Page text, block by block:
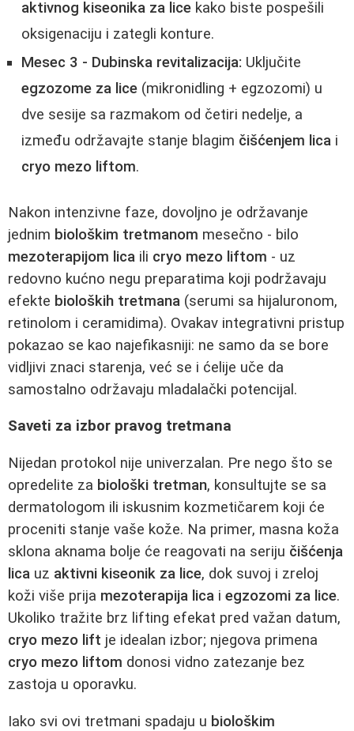
aktivnog kiseonika za lice kako biste pospešili
oksigenaciju i zategli konture.
Mesec 3 - Dubinska revitalizacija: Uključite
egzozome za lice (mikronidling + egzozomi) u
dve sesije sa razmakom od četiri nedelje, a
između održavajte stanje blagim čišćenjem lica i
cryo mezo liftom.
Nakon intenzivne faze, dovoljno je održavanje
jednim biološkim tretmanom mesečno - bilo
mezoterapijom lica ili cryo mezo liftom - uz
redovno kućno negu preparatima koji podržavaju
efekte bioloških tretmana (serumi sa hijaluronom,
retinolom i ceramidima). Ovakav integrativni pristup
pokazao se kao najefikasniji: ne samo da se bore
vidljivi znaci starenja, već se i ćelije uče da
samostalno održavaju mladalački potencijal.
Saveti za izbor pravog tretmana
Nijedan protokol nije univerzalan. Pre nego što se
opredelite za biološki tretman, konsultujte se sa
dermatologom ili iskusnim kozmetičarem koji će
proceniti stanje vaše kože. Na primer, masna koža
sklona aknama bolje će reagovati na seriju čišćenja
lica uz aktivni kiseonik za lice, dok suvoj i zreloj
koži više prija mezoterapija lica i egzozomi za lice.
Ukoliko tražite brz lifting efekat pred važan datum,
cryo mezo lift je idealan izbor; njegova primena
cryo mezo liftom donosi vidno zatezanje bez
zastoja u oporavku.
Iako svi ovi tretmani spadaju u biološkim